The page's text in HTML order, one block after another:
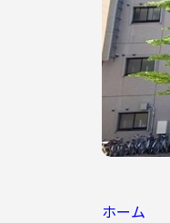
ホーム